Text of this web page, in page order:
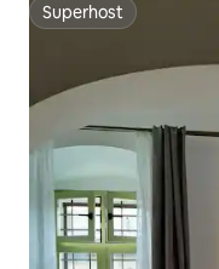
Superhost
Superhost